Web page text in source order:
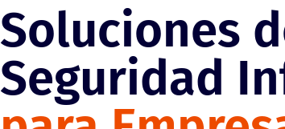
Soluciones
Seguridad